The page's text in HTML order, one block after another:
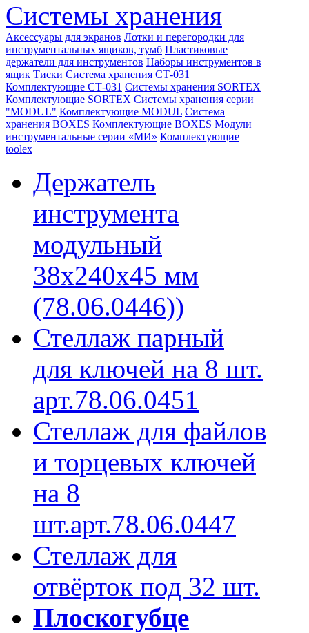
Системы хранения
Аксессуары для экранов Лотки и перегородки для
инструментальных ящиков, тумб Пластиковые
держатели для инструментов Наборы инструментов в
ящик Тиски Система хранения СТ-031
Комплектующие СТ-031 Системы хранения SORTEX
Комплектующие SORTEX Системы хранения серии
"MODUL" Комплектующие MODUL Система
хранения BOXES Комплектующие BOXES Модули
инструментальные серии «МИ» Комплектующие
toolex
Держатель
инструмента
модульный
38х240х45 мм
(78.06.0446))
Стеллаж парный
для ключей на 8 шт.
арт.78.06.0451
Стеллаж для файлов
и торцевых ключей
на 8
шт.арт.78.06.0447
Стеллаж для
отвёрток под 32 шт.
Плоскогубце